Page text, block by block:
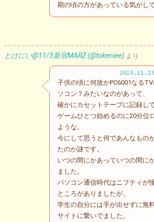
期の頃の方があっている気がし
とけにい@11/3新宿MARZ (@tokeniee) より
子供の頃に何故かPC6001なる
ソコン？みたいなのがあって、
確かにカセットテープに記録し
ゲームひとつ始めるのに20分位
ような。
今にして思うと何であんなもの
たのか謎です。
いつの間にかあっていつの間に
ました。
パソコン通信時代はニフティが
ところがありましたが、
学生の自分には手が出せずに無
サイトに繋いでました。